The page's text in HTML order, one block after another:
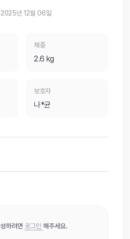
년 12월 06일
체중
2.6 kg
보호자
나*균
하려면 로그인 해주세요.